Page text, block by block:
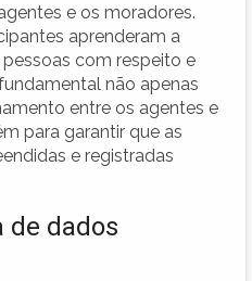
e os moradores.
aprenderam a
com respeito e
não apenas
entre os agentes e
para garantir que as
e registradas
de dados